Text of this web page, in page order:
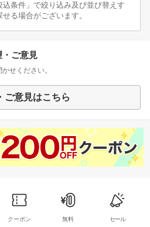
条件」で絞り込み及び並び替えす
る場合がございます。
・ご意見
せください。
ご意見はこちら
クーポン 無料 セール